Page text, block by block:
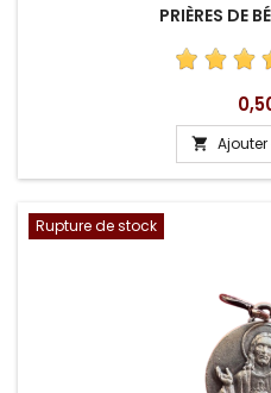
PRIÈRES DE
Prix

Rupture de stock